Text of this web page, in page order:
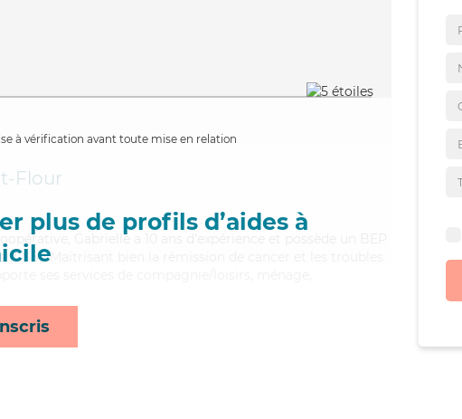
à vérification avant toute mise en relation
plus de profils d’aides à
Flour
Gabrielle a 10 ans d'expérience et possède un BEP
(CSS). Maitrisant bien la rémission de cancer et les troubles